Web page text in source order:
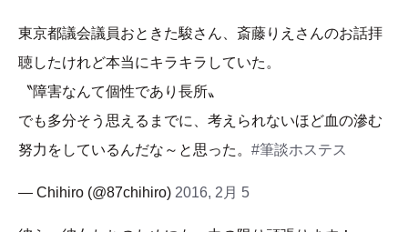
東京都議会議員おときた駿さん、斎藤りえさんのお話拝
聴したけれど本当にキラキラしていた。
〝障害なんて個性であり長所〟
でも多分そう思えるまでに、考えられないほど血の滲む
努力をしているんだな～と思った。 #筆談ホステス
— Chihiro (@87chihiro) 2016, 2月 5